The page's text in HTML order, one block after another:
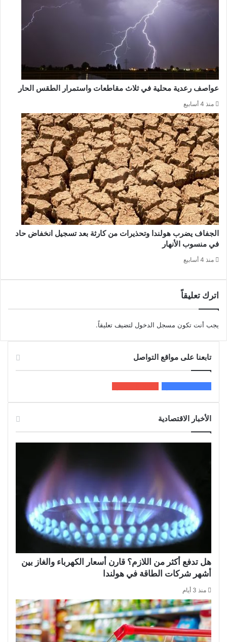
عواصف رعدية محلية في ثلاث مقاطعات واستمرار الطقس الحار
منذ 4 أسابيع
الجفاف يضرب هولندا وتحذيرات من كارثة بعد تسجيل انخفاض حاد
في منسوب الأنهار
منذ 4 أسابيع
اترك تعليقاً
يجب أنت تكون مسجل الدخول لتضيف تعليقاً.
تابعنا على مواقع التواصل
الأخبار الاقتصادية
هل تدفع أكثر من اللازم؟ قارن أسعار الكهرباء والغاز بين
أشهر شركات الطاقة في هولندا
منذ 3 أيام